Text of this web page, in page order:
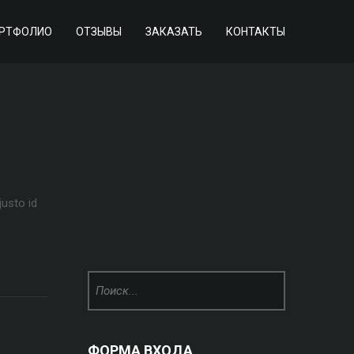
ОТЗЫВЫ ЗАКАЗАТЬ КОНТАКТЫ
id
ФОРМА ВХОДА